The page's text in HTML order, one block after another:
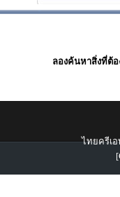
ลองค้นหาสิ่งที่ต้อ
ไทยครีเอ
[